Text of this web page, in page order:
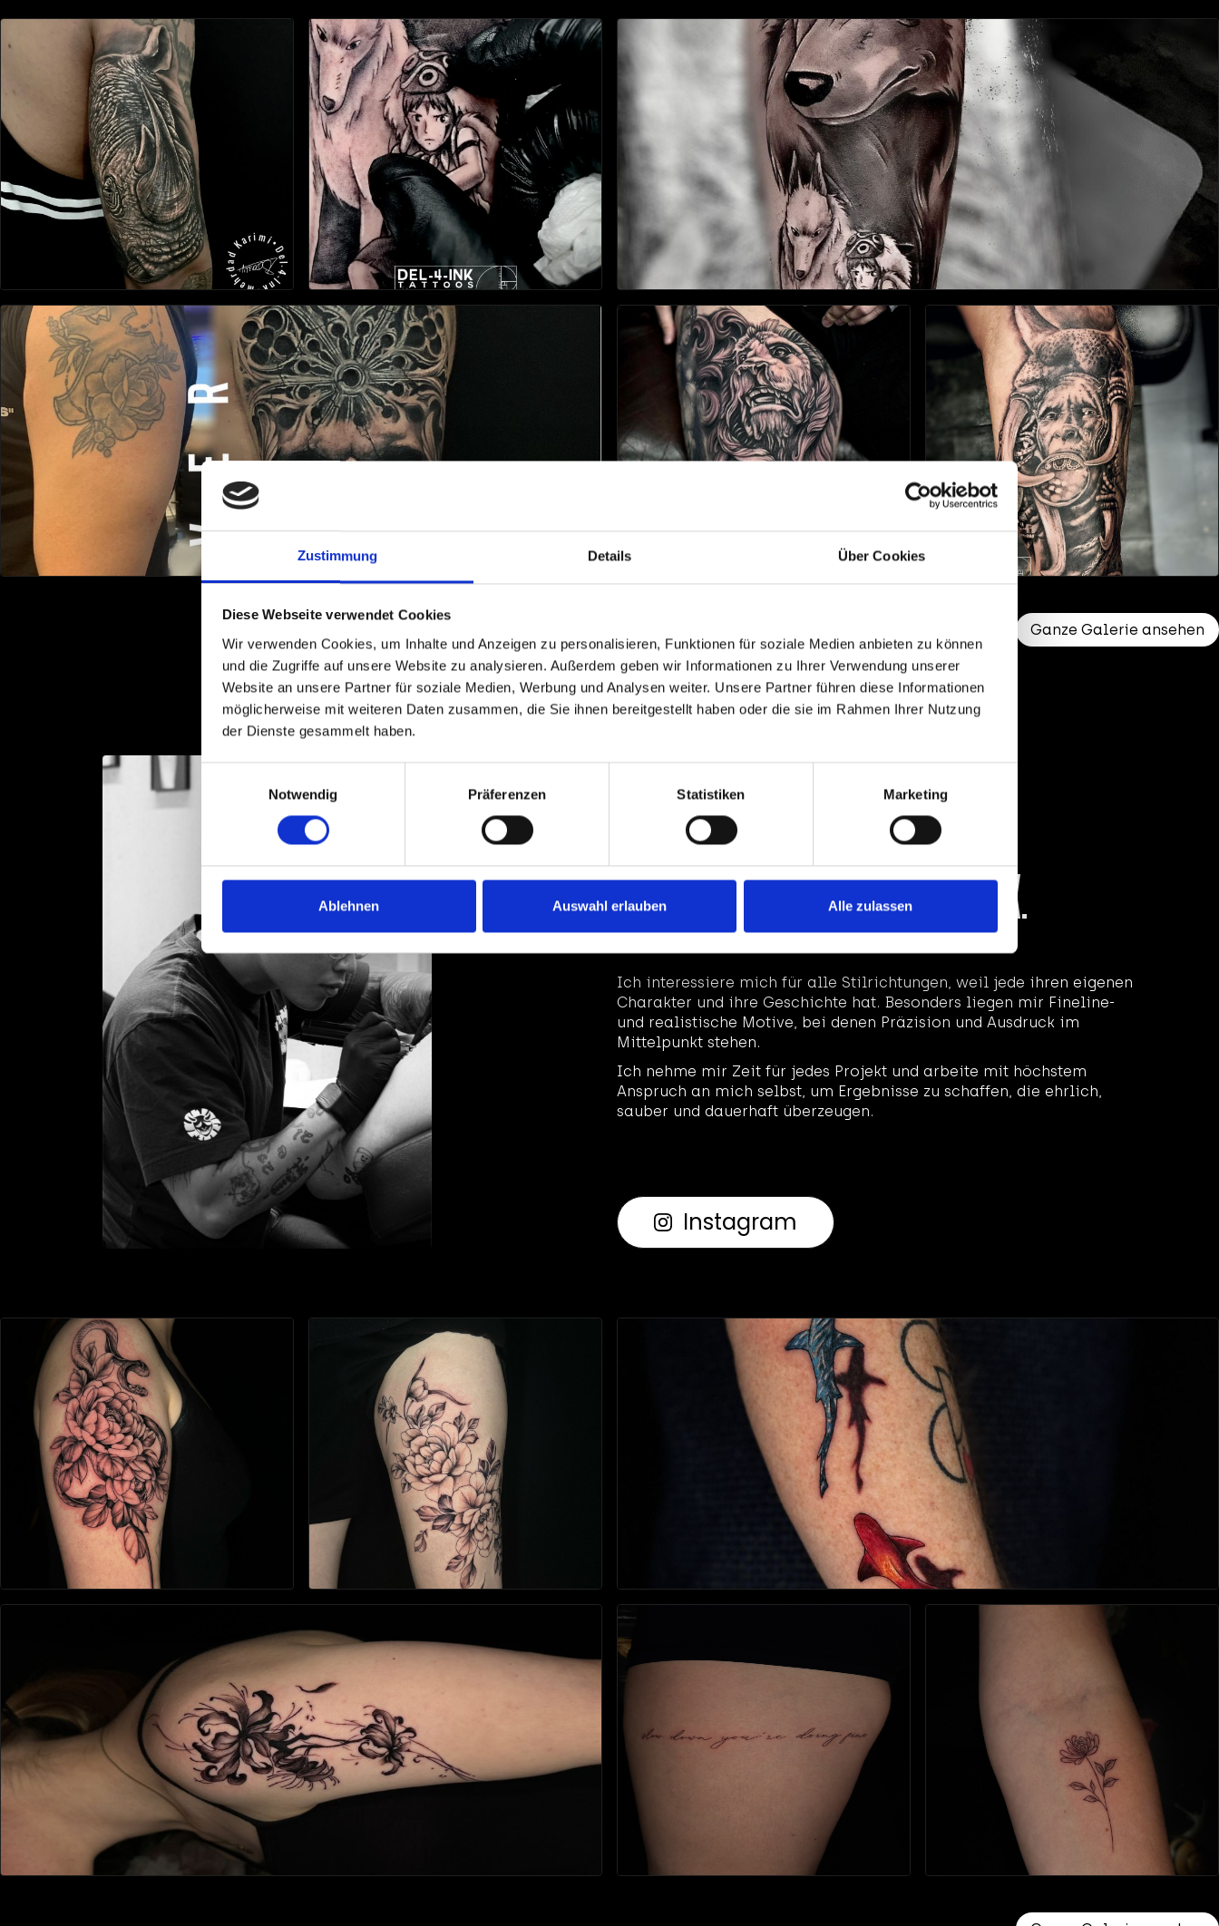
Zustimmung Details Über Cookies
Diese Webseite verwendet Cookies
Wir verwenden Cookies, um Inhalte und Anzeigen zu personalisieren, Funktionen für soziale Medien anbieten zu können
und die Zugriffe auf unsere Website zu analysieren. Außerdem geben wir Informationen zu Ihrer Verwendung unserer
Website an unsere Partner für soziale Medien, Werbung und Analysen weiter. Unsere Partner führen diese Informationen
möglicherweise mit weiteren Daten zusammen, die Sie ihnen bereitgestellt haben oder die sie im Rahmen Ihrer Nutzung
der Dienste gesammelt haben.
Notwendig
Präferenzen Statistiken Marketing
Ablehnen Auswahl erlauben Alle zulassen
Ganze Galerie ansehen
Ich bin Jeb, Tätowierer bei del.4.ink.
Ich interessiere mich für alle Stilrichtungen, weil jede ihren eigenen
Charakter und ihre Geschichte hat. Besonders liegen mir Fineline-
und realistische Motive, bei denen Präzision und Ausdruck im
Mittelpunkt stehen.
Ich nehme mir Zeit für jedes Projekt und arbeite mit höchstem
Anspruch an mich selbst, um Ergebnisse zu schaffen, die ehrlich,
sauber und dauerhaft überzeugen.
Instagram